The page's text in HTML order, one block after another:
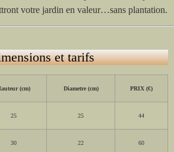
votre jardin en valeur…sans plantation.
et tarifs
(cm) Diametre (cm) PRIX (€)
25 25 44
30 22 60